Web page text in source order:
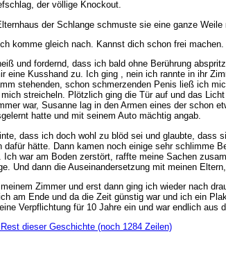
der völlige Knockout.
der Schlange schmuste sie eine ganze
komme gleich nach. Kannst dich schon frei
und fordernd, dass ich bald ohne Berührung
eine Kusshand zu. Ich ging , nein ich rannte in ihr
stehenden, schon schmerzenden Penis ließ ich
streicheln. Plötzlich ging die Tür auf und das
war, Susanne lag in den Armen eines der schon
hatte und mit seinem Auto mächtig angab.
dass ich doch wohl zu blöd sei und glaubte, dass
dafür hätte. Dann kamen noch einige sehr schlimme
war am Boden zerstört, raffte meine Sachen
Und dann die Auseinandersetzung mit meinen
Zimmer und erst dann ging ich wieder nach
am Ende und da die Zeit günstig war und ich ein
Verpflichtung für 10 Jahre ein und war endlich aus
dieser Geschichte (noch 1284 Zeilen)